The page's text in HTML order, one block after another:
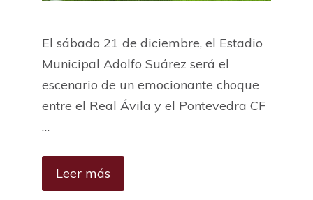
El sábado 21 de diciembre, el Estadio
Municipal Adolfo Suárez será el
escenario de un emocionante choque
entre el Real Ávila y el Pontevedra CF
…
Leer más